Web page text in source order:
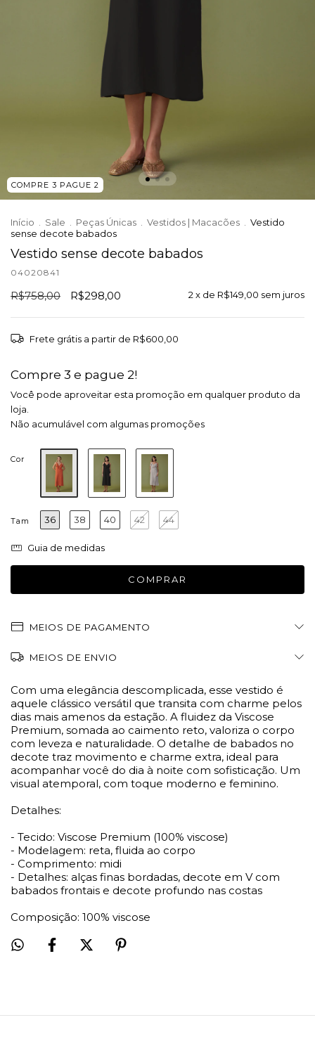
COMPRE 3 PAGUE 2
Início Sale Peças Únicas Vestidos | Macacões
Vestido
sense decote babados
Vestido sense decote babados
04020841
R$758,00 R$298,00 2 x de R$149,00 sem juros
Frete grátis a partir de R$600,00
Compre 3 e pague 2!
Você pode aproveitar esta promoção em qualquer produto da
loja.
Não acumulável com algumas promoções
Cor
Tam 36 38 40 42 44
Guia de medidas
MEIOS DE PAGAMENTO
MEIOS DE ENVIO
Com uma elegância descomplicada, esse vestido é
aquele clássico versátil que transita com charme pelos
dias mais amenos da estação. A fluidez da Viscose
Premium, somada ao caimento reto, valoriza o corpo
com leveza e naturalidade. O detalhe de babados no
decote traz movimento e charme extra, ideal para
acompanhar você do dia à noite com sofisticação. Um
visual atemporal, com toque moderno e feminino.
Detalhes:
- Tecido: Viscose Premium (100% viscose)
- Modelagem: reta, fluida ao corpo
- Comprimento: midi
- Detalhes: alças finas bordadas, decote em V com
babados frontais e decote profundo nas costas
Composição: 100% viscose